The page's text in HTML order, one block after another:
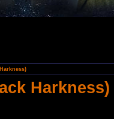
Harkness)